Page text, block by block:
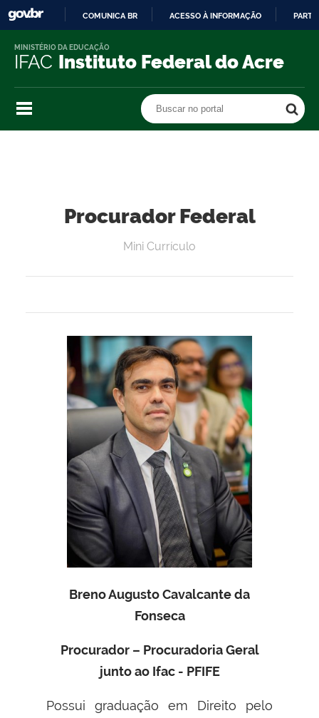
O
COMUNICA BR ACESSO À INFORMAÇÃO
IFAC Instituto Federal do Acre
MINISTÉRIO DA EDUCAÇÃO
Buscar no portal
Procurador Federal
Mini Currículo
Breno Augusto Cavalcante da
Fonseca
Procurador – Procuradoria Geral
junto ao Ifac - PFIFE
Possui graduação em Direito pelo